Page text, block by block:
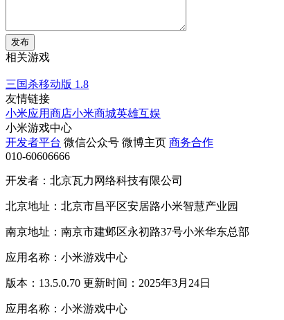
发布
相关游戏
三国杀移动版 1.8
友情链接
小米应用商店小米商城英雄互娱
小米游戏中心
开发者平台 微信公众号 微博主页 商务合作
010-60606666
开发者：北京瓦力网络科技有限公司
北京地址：北京市昌平区安居路小米智慧产业园
南京地址：南京市建邺区永初路37号小米华东总部
应用名称：小米游戏中心
版本：13.5.0.70 更新时间：2025年3月24日
应用名称：小米游戏中心